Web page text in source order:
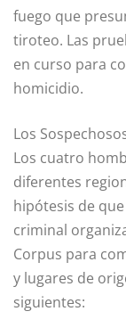
fuego que
tiroteo. Las
en curso para
homicidio.
Los
Los cuatro
diferentes
hipótesis de
criminal
Corpus para
y lugares de
siguientes: